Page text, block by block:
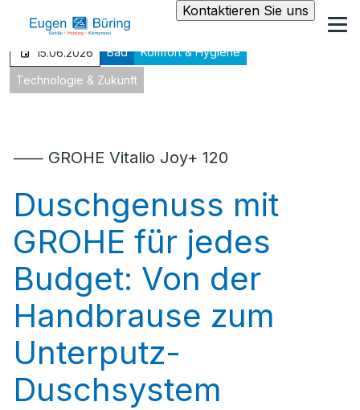
Kontaktieren Sie uns
15.06.2026 Bad Komfort & Hygiene
Technologie & Zukunft
⸺ GROHE Vitalio Joy+ 120
Duschgenuss mit
GROHE für jedes
Budget: Von der
Handbrause zum
Unterputz-
Duschsystem